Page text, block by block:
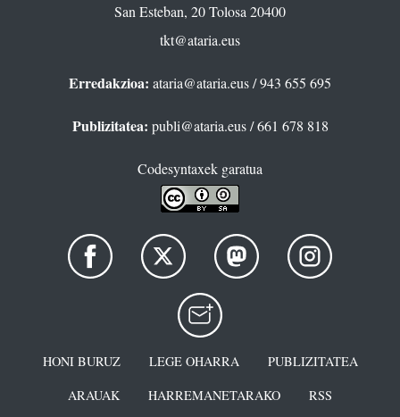
San Esteban, 20 Tolosa 20400
tkt@ataria.eus
Erredakzioa: ataria@ataria.eus/ 943 655 695
Publizitatea: publi@ataria.eus/ 661 678 818
Codesyntaxek garatua
HONI BURUZ LEGE OHARRA
PUBLIZITATEA
ARAUAK
HARREMANETARAKO RSS